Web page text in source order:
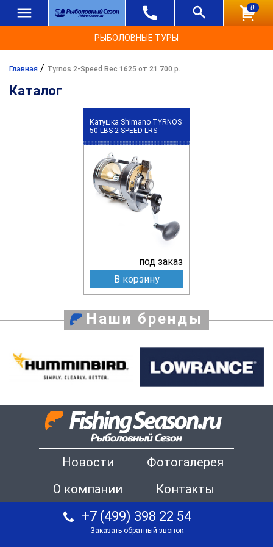
0
РЫБОЛОВНЫЕ ТУРЫ
Главная / Tyrnos 2-Speed Вес 1625 от 21 700 р.
Каталог
Катушка Shimano TYRNOS
50 LBS 2-SPEED LRS
под заказ
В корзину
Наши бренды
Новости
Фотогалерея
О компании
Контакты
+7 (499) 398 22 54
Заказать обратный звонок